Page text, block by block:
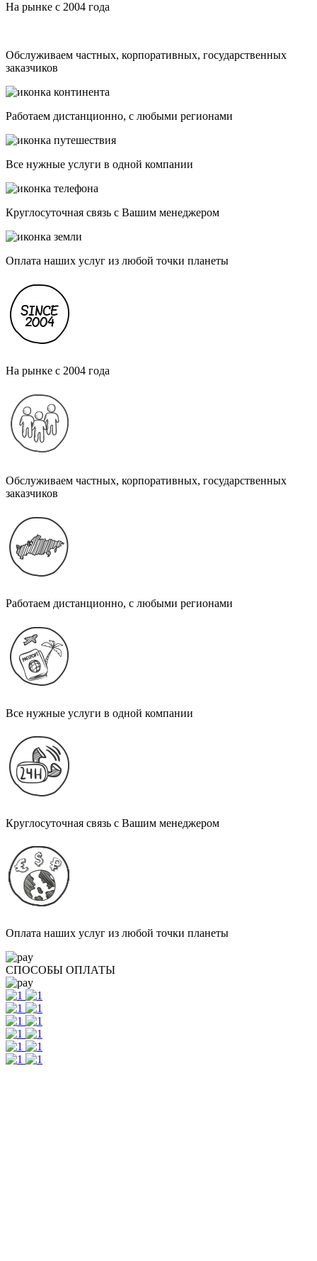
На рынке с 2004 года
Обслуживаем частных, корпоративных, государственных
заказчиков
Работаем дистанционно, с любыми регионами
Все нужные услуги в одной компании
Круглосуточная связь с Вашим менеджером
Оплата наших услуг из любой точки планеты
На рынке с 2004 года
Обслуживаем частных, корпоративных, государственных
заказчиков
Работаем дистанционно, с любыми регионами
Все нужные услуги в одной компании
Круглосуточная связь с Вашим менеджером
Оплата наших услуг из любой точки планеты
СПОСОБЫ ОПЛАТЫ